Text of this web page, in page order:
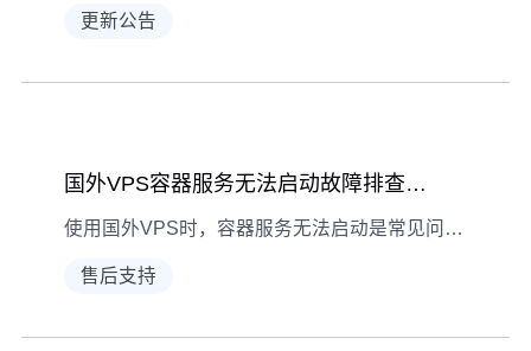
更新公告
国外VPS容器服务无法启动故障排查全流程
使用国外VPS时，容器服务无法启动是常见问题。本文围绕现象识别、问题诊断、针对性解决的主线，详细解析故障排查全流程，帮助用户高效定位并修复问题。
售后支持